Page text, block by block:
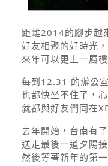
距離2014的腳步越
好友相聚的好時光
來年可以更上一層
每到12.31 的辦公
也都快坐不住了，
就都與好友們同在
去年開始，台南有
送走最後一道夕陽
然後等著新年的第